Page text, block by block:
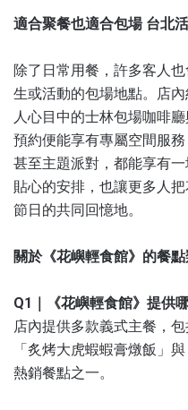
適合聚餐也適合包場 台北
除了日常用餐，許多客人
生或活動的包場地點。店
人心目中的士林包場咖啡
預約便能享有專屬空間服
甚至主題派對，都能享有
貼心的安排，也讓更多人
節日的共同回憶地。
關於《花嶼輕食館》的餐
Q1｜《花嶼輕食館》提供
店內提供多款義式主餐，
「炙烤大虎蝦蝦膏燉飯」
熱銷餐點之一。